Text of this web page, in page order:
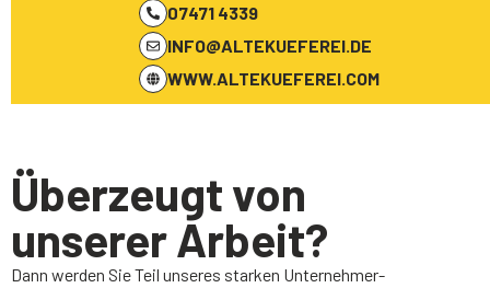
07471 4339
INFO@ALTEKUEFEREI.DE
WWW.ALTEKUEFEREI.COM
Überzeugt von
unserer Arbeit?
Dann werden Sie Teil unseres starken Unternehmer-